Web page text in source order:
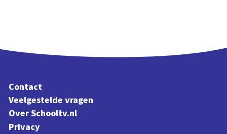
Contact
Veelgestelde vragen
Over Schooltv.nl
Privacy